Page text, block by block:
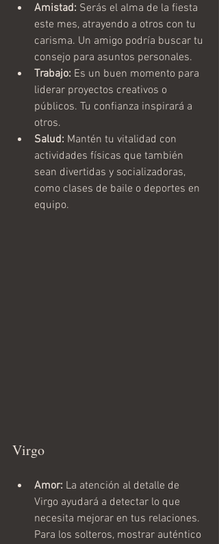
Amistad: Serás el alma de la fiesta
este mes, atrayendo a otros con tu
carisma. Un amigo podría buscar tu
consejo para asuntos personales.
Trabajo: Es un buen momento para
liderar proyectos creativos o
públicos. Tu confianza inspirará a
otros.
Salud: Mantén tu vitalidad con
actividades físicas que también
sean divertidas y socializadoras,
como clases de baile o deportes en
equipo.
Virgo
Amor: La atención al detalle de
Virgo ayudará a detectar lo que
necesita mejorar en tus relaciones.
Para los solteros, mostrar auténtico